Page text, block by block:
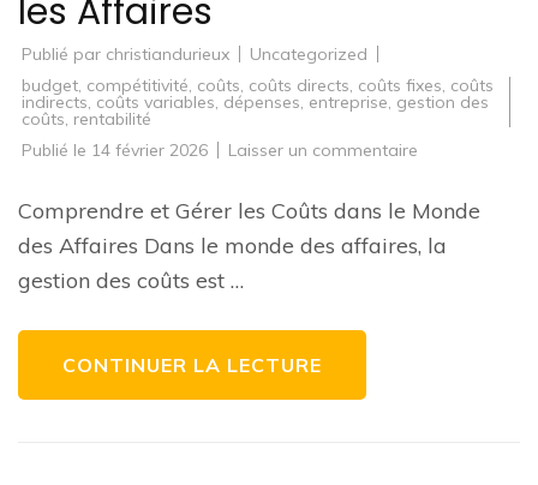
les Affaires
Publié par christiandurieux
Uncategorized
budget compétitivité coûts coûts directs coûts fixes coûts
indirects coûts variables dépenses entreprise gestion des
coûts rentabilité
Publié le 14 février 2026 Laisser un commentaire
:
de
Comprendre et Gérer les Coûts dans le Monde
des Affaires Dans le monde des affaires, la
gestion des coûts est …
CONTINUER LA LECTURE